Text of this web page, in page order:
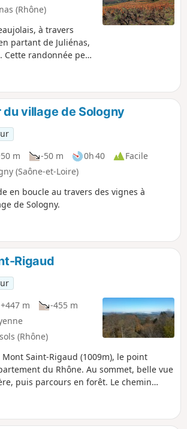
(Rhône)
à travers
partant de Juliénas,
Cette randonnée peut
village de Sologny
m -50 m 0h 40
Facile
(Saône-et-Loire)
en boucle au travers des vignes à
de Sologny.
Rigaud
+447 m
-455 m
(Rhône)
Saint-Rigaud (1009m), le point
du Rhône. Au sommet, belle vue
puis parcours en forêt. Le chemin